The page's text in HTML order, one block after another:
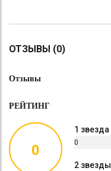
ОТЗЫВЫ (0)
Отзывы
РЕЙТИНГ
0
1 звезда
0
2 звезды